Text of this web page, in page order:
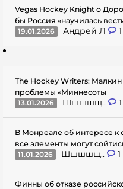
Vegas Hockey Knight о
бы Россия «научилась
19.01.2026
Андрей Л 1
The Hockey Writers:
проблемы «Миннесоты
13.01.2026
Шшшшщ.. 1
В Монреале об интересе к
все элементы могут
11.01.2026
Шшшшщ.. 1
Финны об отказе